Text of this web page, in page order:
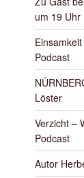
um 19 Uhr
Podcast
Löster
Verzicht –
Podcast
Autor